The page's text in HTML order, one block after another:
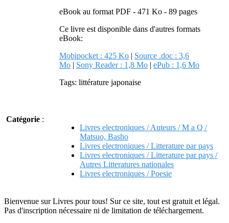
eBook au format PDF - 471 Ko - 89 pages
Ce livre est disponible dans d'autres formats
eBook:
Mobipocket : 425 Ko | Source .doc : 3,6
Mo | Sony Reader : 1,8 Mo | ePub : 1,6 Mo
Tags: littérature japonaise
Catégorie :
Livres electroniques / Auteurs / M a Q /
Matsuo, Basho
Livres electroniques / Litterature par pays
Livres electroniques / Litterature par pays /
Autres Litteratures nationales
Livres electroniques / Poesie
Bienvenue sur Livres pour tous! Sur ce site, tout est gratuit et légal.
Pas d'inscription nécessaire ni de limitation de téléchargement.